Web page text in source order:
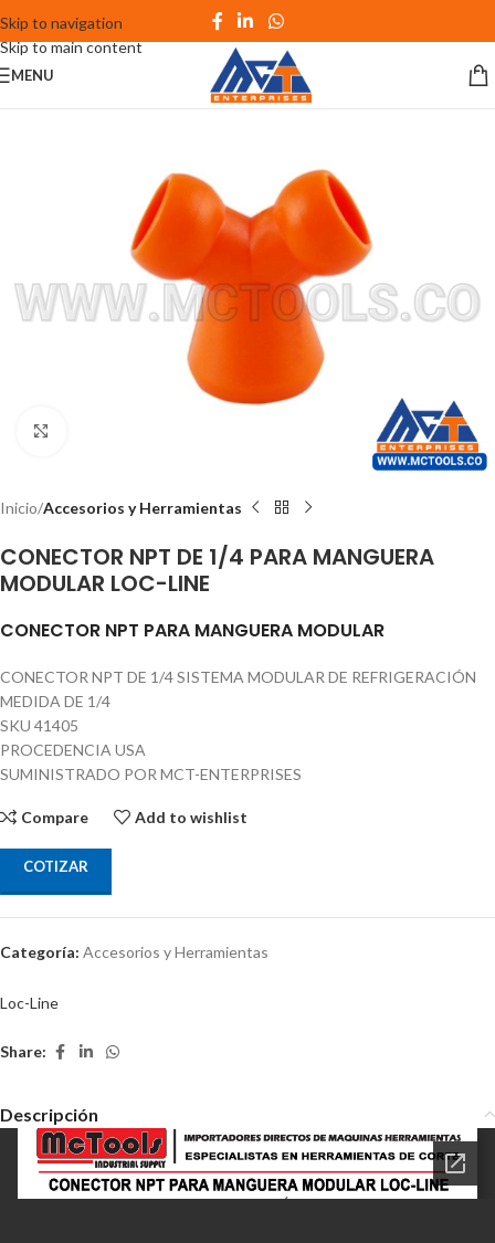
Skip to navigation
Skip to main content
MENU
Inicio Accesorios y Herramientas
CONECTOR NPT DE 1/4 PARA MANGUERA
MODULAR LOC-LINE
CONECTOR NPT PARA MANGUERA MODULAR
CONECTOR NPT DE 1/4 SISTEMA MODULAR DE REFRIGERACIÓN
MEDIDA DE 1/4
SKU 41405
PROCEDENCIA USA
SUMINISTRADO POR MCT-ENTERPRISES
Compare Add to wishlist
COTIZAR
Categoría: Accesorios y Herramientas
Loc-Line
Share:
Descripción